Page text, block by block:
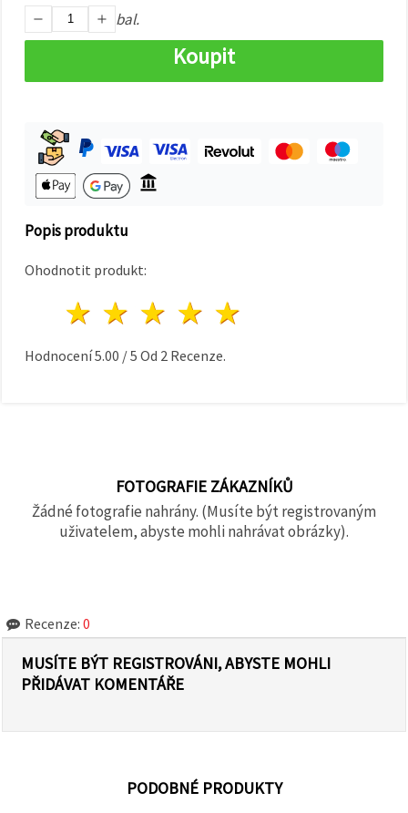
"Uložit"
vše
bal.
Koupit
Popis produktu
Ohodnotit produkt:
4 hvězdy
3 hvězdy
2 hvězdy
1 hvězda
Hodnocení5.00 /5 Od 2 Recenze.
FOTOGRAFIE ZÁKAZNÍKŮ
Žádné fotografie nahrány. (Musíte být registrovaným
uživatelem, abyste mohli nahrávat obrázky).
Recenze: 0
MUSÍTE BÝT REGISTROVÁNI, ABYSTE MOHLI
PŘIDÁVAT KOMENTÁŘE
PODOBNÉ PRODUKTY